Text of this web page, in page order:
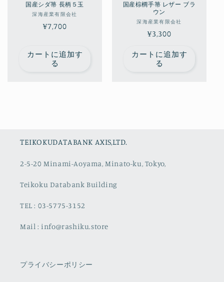
国産シダ箒 長柄５玉
販
売
深海産業有限会社
通
価
¥7,700
カートに追加す
る
国産棕櫚手箒 レザー ブラ
ウン
販
売
深海産業有限会社
通
価
¥3,300
カートに追加す
る
TEIKOKUDATABANK AXIS,LTD.
2-5-20 Minami-Aoyama, Minato-ku, Tokyo,
Teikoku Databank Building
TEL : 03-5775-3152
Mail : info@rashiku.store
プライバシーポリシー